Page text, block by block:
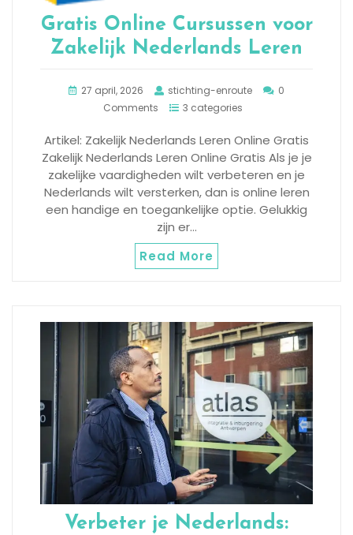
Gratis Online Cursussen voor
Zakelijk Nederlands Leren
27 april, 2026 stichting-enroute
0
Comments
3 categories
Artikel: Zakelijk Nederlands Leren Online Gratis
Zakelijk Nederlands Leren Online Gratis Als je je
zakelijke vaardigheden wilt verbeteren en je
Nederlands wilt versterken, dan is online leren
een handige en toegankelijke optie. Gelukkig
zijn er…
Read More
Verbeter je Nederlands: